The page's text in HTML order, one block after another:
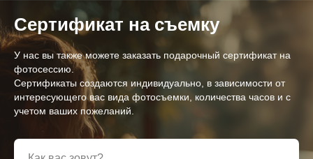
Сертификат на съемку
У нас вы также можете заказать подарочный сертификат на
фотосессию.
Сертификаты создаются индивидуально, в зависимости от
интересующего вас вида фотосъемки, количества часов и с
учетом ваших пожеланий.
НАШИ УСЛУГИ:
Крестины
Обучение съемке и монтажу
© 2005-2026 APIK studio.
Все права защищены.
Фото/видео производство
[ APIK STUDIO ]